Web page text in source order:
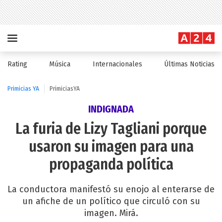
Rating Música Internacionales Últimas Noticias
Primicias YA PrimiciasYA
INDIGNADA
La furia de Lizy Tagliani porque
usaron su imagen para una
propaganda política
La conductora manifestó su enojo al enterarse de
un afiche de un político que circuló con su
imagen. Mirá.